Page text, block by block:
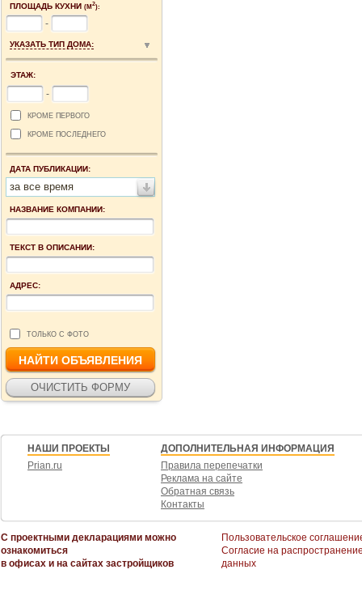
ПЛОЩАДЬ КУХНИ (М2):
-
УКАЗАТЬ ТИП ДОМА:
ЭТАЖ:
-
КРОМЕ ПЕРВОГО
КРОМЕ ПОСЛЕДНЕГО
ДАТА ПУБЛИКАЦИИ:
за все время
НАЗВАНИЕ КОМПАНИИ:
ТЕКСТ В ОПИСАНИИ:
АДРЕС:
ТОЛЬКО С ФОТО
НАШИ ПРОЕКТЫ
Prian.ru
ДОПОЛНИТЕЛЬНАЯ ИНФОРМАЦИЯ
Правила перепечатки
Реклама на сайте
Обратная связь
Контакты
С проектными декларациями можно
ознакомиться
в офисах и на сайтах застройщиков
Пользовательское
Согласие на
данных